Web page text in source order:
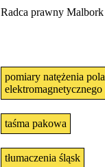
Radca prawny Malbork
pomiary natężenia pola
elektromagnetycznego
taśma pakowa
tłumaczenia śląsk